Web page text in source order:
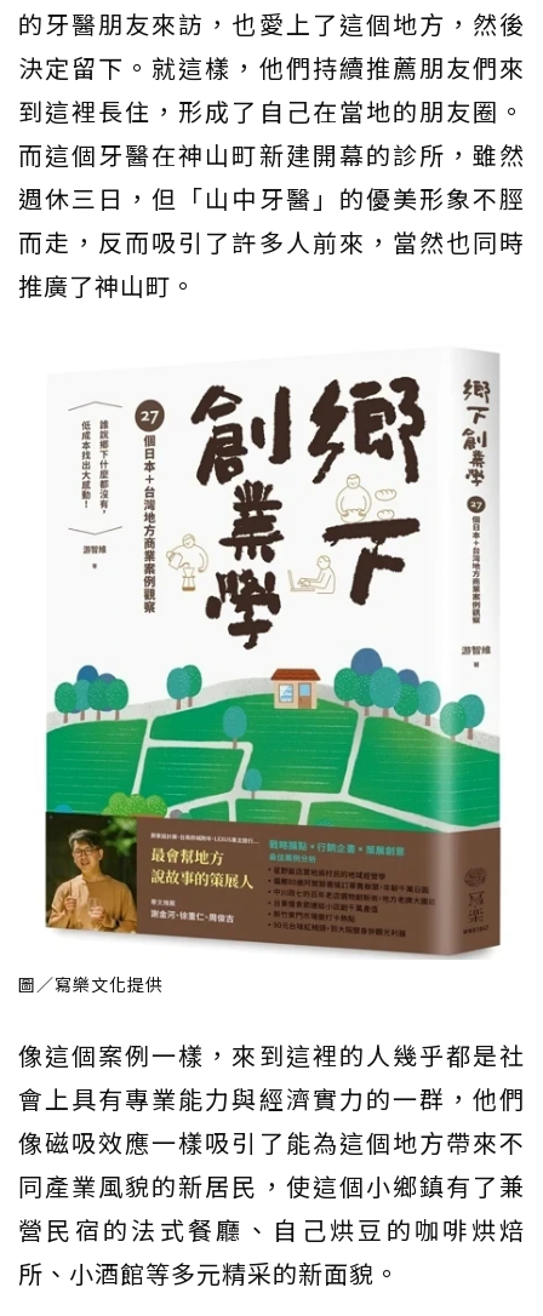
的牙醫朋友來訪，也愛上了這個地方，然後
決定留下。就這樣，他們持續推薦朋友們來
到這裡長住，形成了自己在當地的朋友圈。
而這個牙醫在神山町新建開幕的診所，雖然
週休三日，但「山中牙醫」的優美形象不脛
而走，反而吸引了許多人前來，當然也同時
推廣了神山町。
圖／寫樂文化提供
像這個案例一樣，來到這裡的人幾乎都是社
會上具有專業能力與經濟實力的一群，他們
像磁吸效應一樣吸引了能為這個地方帶來不
同產業風貌的新居民，使這個小鄉鎮有了兼
營民宿的法式餐廳、自己烘豆的咖啡烘焙
所、小酒館等多元精采的新面貌。